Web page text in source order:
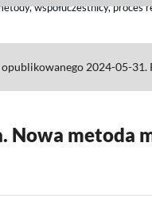
współuczestnicy, proces
2024-05-31.
Nowa metoda